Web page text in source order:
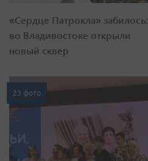
«Сердце Патрокла» забилось:
во Владивостоке открыли
новый сквер
23 фото